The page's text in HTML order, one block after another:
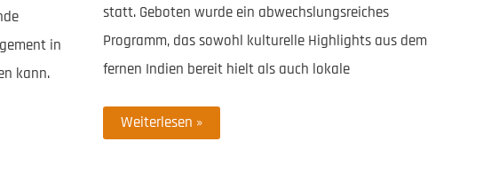
in
kann.
statt. Geboten wurde ein abwechslungsreiches
Programm, das sowohl kulturelle Highlights aus dem
fernen Indien bereit hielt als auch lokale
Das
war
Weiterlesen »